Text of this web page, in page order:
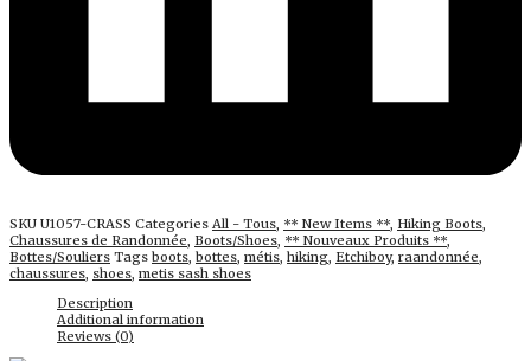
SKU U1057-CRASS Categories All - Tous, ** New Items **, Hiking Boots,
Chaussures de Randonnée, Boots/Shoes, ** Nouveaux Produits **,
Bottes/Souliers Tags boots, bottes, métis, hiking, Etchiboy, raandonnée,
chaussures, shoes, metis sash shoes
Description
Additional information
Reviews (0)